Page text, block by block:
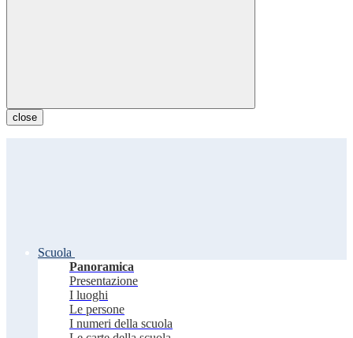
close
Scuola
Panoramica
Presentazione
I luoghi
Le persone
I numeri della scuola